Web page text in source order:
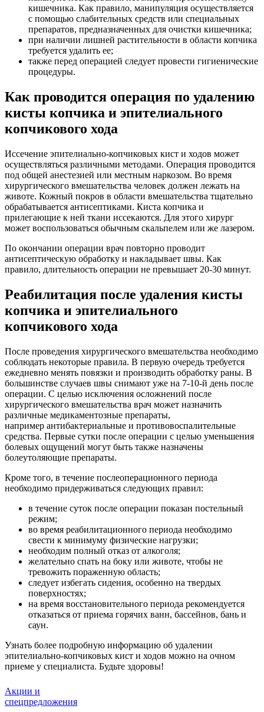
кишечника. Как правило, манипуляция осуществляется
с помощью слабительных средств или специальных
препаратов, предназначенных для очистки кишечника;
при наличии лишней растительности в области копчика
требуется удалить ее;
также перед операцией следует провести гигиенические
процедуры.
Как проводится операция по удалению
кисты копчика и эпителиального
копчикового хода
Иссечение эпителиально-копчиковых кист и ходов может
осуществляться различными методами. Операция проводится
под общей анестезией или местным наркозом. Во время
хирургического вмешательства человек должен лежать на
животе. Кожный покров в области вмешательства тщательно
обрабатывается антисептиками. Киста копчика и
прилегающие к ней ткани иссекаются. Для этого хирург
может воспользоваться обычным скальпелем или же лазером.
По окончании операции врач повторно проводит
антисептическую обработку и накладывает швы. Как
правило, длительность операции не превышает 20-30 минут.
Реабилитация после удаления кисты
копчика и эпителиального
копчикового хода
После проведения хирургического вмешательства необходимо
соблюдать некоторые правила. В первую очередь требуется
ежедневно менять повязки и производить обработку раны. В
большинстве случаев швы снимают уже на 7-10-й день после
операции. С целью исключения осложнений после
хирургического вмешательства врач может назначить
различные медикаментозные препараты,
например антибактериальные и противовоспалительные
средства. Первые сутки после операции с целью уменьшения
болевых ощущений могут быть также назначены
болеутоляющие препараты.
Кроме того, в течение послеоперационного периода
необходимо придерживаться следующих правил:
в течение суток после операции показан постельный
режим;
во время реабилитационного периода необходимо
свести к минимуму физические нагрузки;
необходим полный отказ от алкоголя;
желательно спать на боку или животе, чтобы не
тревожить пораженную область;
следует избегать сидения, особенно на твердых
поверхностях;
на время восстановительного периода рекомендуется
отказаться от приема горячих ванн, бассейнов, бань и
саун.
Узнать более подробную информацию об удалении
эпителиально-копчиковых кист и ходов можно на очном
приеме у специалиста. Будьте здоровы!
Акции и
спецпредложения